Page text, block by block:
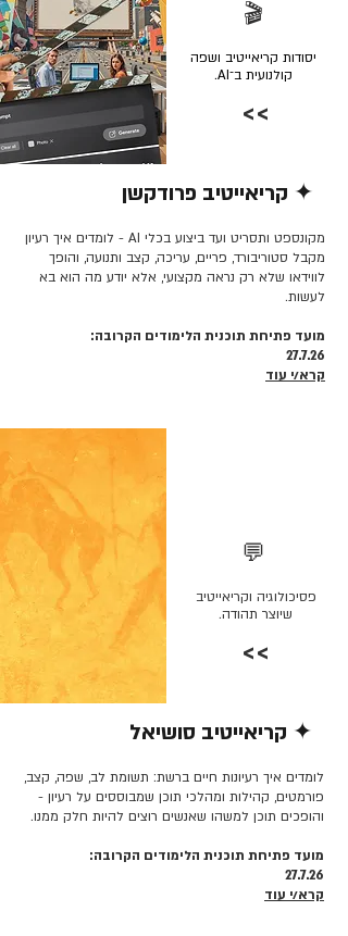
🎬
יסודות קריאייטיב ושפה
קולנועית ב־AI.
>>
✦ קריאייטיב פרודקשן
מקונספט ותסריט ועד ביצוע בכלי AI - לומדים איך רעיון
מקבל סטוריבורד, פריים, עריכה, קצב ותנועה, והופך
לווידאו שלא רק נראה מקצועי, אלא יודע מה הוא בא
לעשות.
מועד פתיחת תוכנית הלימודים הקרובה:
27.7.26
קרא/י עוד
💬
פסיכולוגיה וקריאייטיב
שיוצר תהודה.
>>
✦ קריאייטיב סושיאל
לומדים איך רעיונות חיים ברשת: תשומת לב, שפה, קצב,
פורמטים, קהילות ומהלכי תוכן שמבוססים על רעיון -
והופכים תוכן למשהו שאנשים רוצים להיות חלק ממנו.
מועד פתיחת תוכנית הלימודים הקרובה:
27.7.26
קרא/י עוד